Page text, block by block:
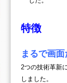
特徴
まるで画
2つの技術革新
しました。